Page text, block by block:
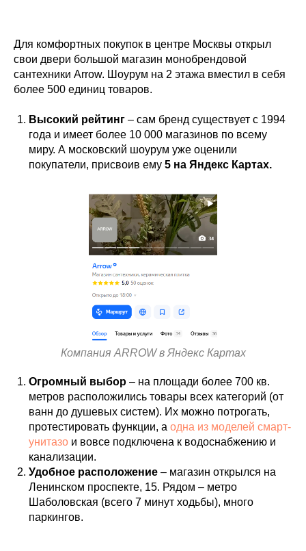
Для комфортных покупок в центре Москвы открыл
свои двери большой магазин монобрендовой
сантехники Arrow. Шоурум на 2 этажа вместил в себя
более 500 единиц товаров.
Высокий рейтинг – сам бренд существует с 1994
года и имеет более 10 000 магазинов по всему
миру. А московский шоурум уже оценили
покупатели, присвоив ему 5 на Яндекc Картах.
Компания ARROW в Яндекс Картах
Огромный выбор – на площади более 700 кв.
метров расположились товары всех категорий (от
ванн до душевых систем). Их можно потрогать,
протестировать функции, а одна из моделей смарт-
унитазо и вовсе подключена к водоснабжению и
канализации.
Удобное расположение – магазин открылся на
Ленинском проспекте, 15. Рядом – метро
Шаболовская (всего 7 минут ходьбы), много
паркингов.